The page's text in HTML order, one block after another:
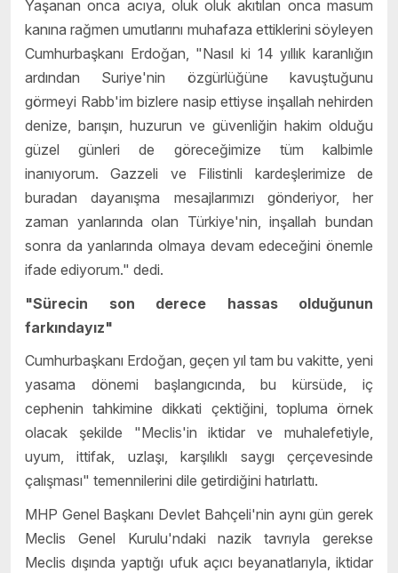
Yaşanan onca acıya, oluk oluk akıtılan onca masum
kanına rağmen umutlarını muhafaza ettiklerini söyleyen
Cumhurbaşkanı Erdoğan, "Nasıl ki 14 yıllık karanlığın
ardından Suriye'nin özgürlüğüne kavuştuğunu
görmeyi Rabb'im bizlere nasip ettiyse inşallah nehirden
denize, barışın, huzurun ve güvenliğin hakim olduğu
güzel günleri de göreceğimize tüm kalbimle
inanıyorum. Gazzeli ve Filistinli kardeşlerimize de
buradan dayanışma mesajlarımızı gönderiyor, her
zaman yanlarında olan Türkiye'nin, inşallah bundan
sonra da yanlarında olmaya devam edeceğini önemle
ifade ediyorum." dedi.
"Sürecin son derece hassas olduğunun
farkındayız"
Cumhurbaşkanı Erdoğan, geçen yıl tam bu vakitte, yeni
yasama dönemi başlangıcında, bu kürsüde, iç
cephenin tahkimine dikkati çektiğini, topluma örnek
olacak şekilde "Meclis'in iktidar ve muhalefetiyle,
uyum, ittifak, uzlaşı, karşılıklı saygı çerçevesinde
çalışması" temennilerini dile getirdiğini hatırlattı.
MHP Genel Başkanı Devlet Bahçeli'nin aynı gün gerek
Meclis Genel Kurulu'ndaki nazik tavrıyla gerekse
Meclis dışında yaptığı ufuk açıcı beyanatlarıyla, iktidar